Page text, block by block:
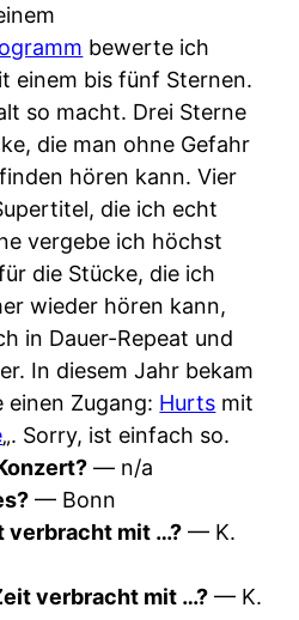
bewerte ich
einem bis fünf Sternen.
so macht. Drei Sterne
die man ohne Gefahr
hören kann. Vier
die ich echt
vergebe ich höchst
die Stücke, die ich
wieder hören kann,
in Dauer-Repeat und
In diesem Jahr bekam
einen Zugang: Hurts mit
„. Sorry, ist einfach so.
— n/a
— Bonn
verbracht mit …? — K.
verbracht mit …? — K.